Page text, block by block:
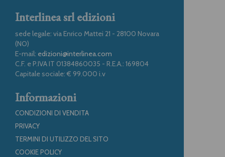
Interlinea srl edizioni
sede legale: via Enrico Mattei 21 - 28100 Novara
(NO)
E-mail: edizioni@interlinea.com
C.F. e P.IVA IT 01384860035 - R.E.A.: 169804
Capitale sociale: € 99.000 i.v
Informazioni
CONDIZIONI DI VENDITA
PRIVACY
TERMINI DI UTILIZZO DEL SITO
COOKIE POLICY